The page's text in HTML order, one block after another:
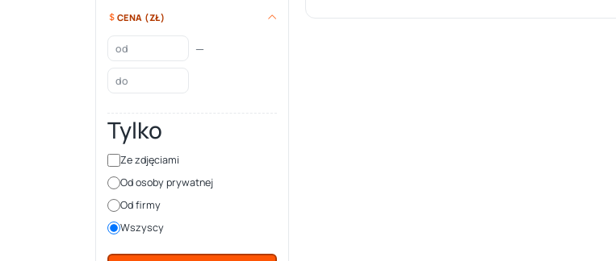
CENA (ZŁ)
—
Tylko
Ze zdjęciami
Od osoby prywatnej
Od firmy
Wszyscy